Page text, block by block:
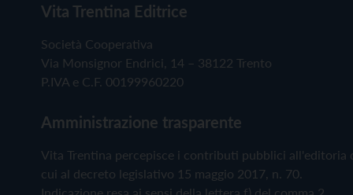
Vita Trentina Editrice
Società Cooperativa
Via Monsignor Endrici, 14 – 38122 Trento
P.IVA e C.F. 00199960220
Amministrazione trasparente
Vita Trentina percepisce i contributi pubblici all'editoria
cui al decreto legislativo 15 maggio 2017, n. 70.